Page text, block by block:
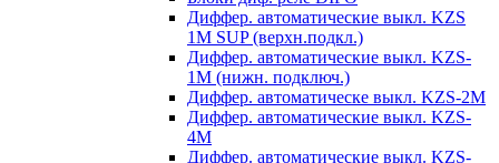
Диффер. автоматические выкл. KZS
1M SUP (верхн.подкл.)
Диффер. автоматические выкл. KZS-
1M (нижн. подключ.)
Диффер. автоматическе выкл. KZS-2M
Диффер. автоматические выкл. KZS-
4M
Диффер. автоматические выкл. KZS-